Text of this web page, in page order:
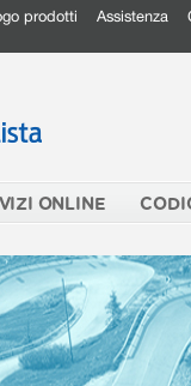
prodotti Assistenza
ONLINE